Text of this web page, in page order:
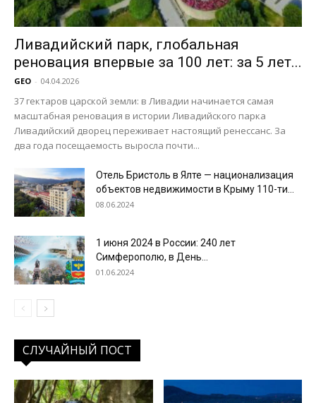
Ливадийский парк, глобальная
реновация впервые за 100 лет: за 5 лет...
GEO - 04.04.2026
37 гектаров царской земли: в Ливадии начинается самая
масштабная реновация в истории Ливадийского парка
Ливадийский дворец переживает настоящий ренессанс. За
два года посещаемость выросла почти...
Отель Бристоль в Ялте — национализация
объектов недвижимости в Крыму 110-ти...
08.06.2024
1 июня 2024 в России: 240 лет
Симферополю, в День...
01.06.2024
СЛУЧАЙНЫЙ ПОСТ